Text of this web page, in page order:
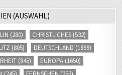
(245) FERNSEHEN(253)
MIGRATION(239) FOTOS(380)
HALLE (317) HARDWARE(721)
(413) INTERNETRECHT(483)
JUSTIZ
(1012)
(523) LEIPZIG(397)